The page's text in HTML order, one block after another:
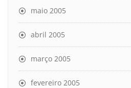
maio 2005
abril 2005
março 2005
fevereiro 2005